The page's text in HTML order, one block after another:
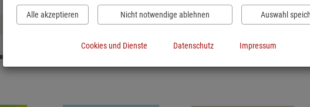
Alle akzeptieren Nicht notwendige ablehnen Auswahl
Cookies und Dienste Datenschutz Impressum